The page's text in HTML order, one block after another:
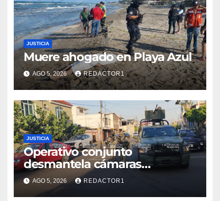
JUSTICIA
Muere ahogado en Playa Azul
AGO 5, 2026 REDACTOR1
JUSTICIA
Operativo conjunto
desmantela cámaras
presuntamente irregulares en
Poza Rica; fuerzas federales y
AGO 5, 2026 REDACTOR1